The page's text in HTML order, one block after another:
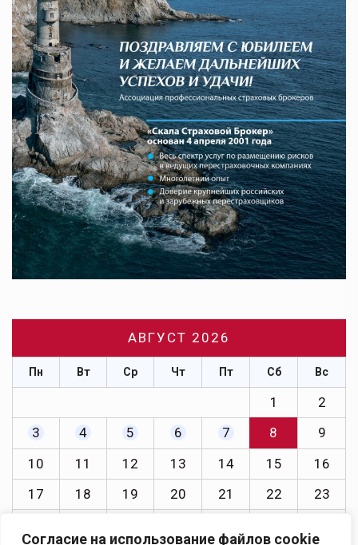
Согласие на использование файлов cookie
АВГУСТ 2026
Пн Вт Ср Чт Пт Сб Вс
1
2
3
4 5 6 7 8
9
10
11 12 13 14 15
16
17
18 19 20 21 22
23